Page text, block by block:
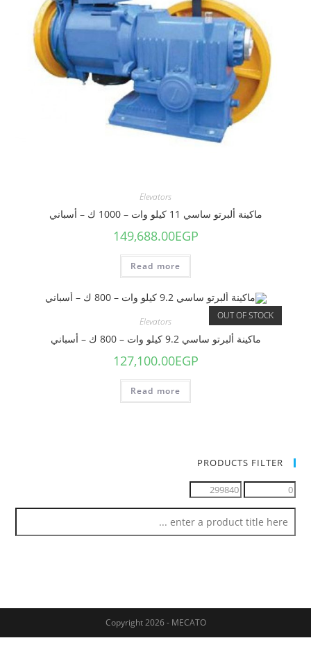
Elevators
ماكينة ألبرتو ساسي 11 كيلو وات – 1000 ك – أسباني
149,688.00EGP
Read more
OUT OF STOCK
Elevators
ماكينة ألبرتو ساسي 9.2 كيلو وات – 800 ك – أسباني
127,100.00EGP
Read more
PRODUCTS FILTER
Copyright 2026 - MECATO